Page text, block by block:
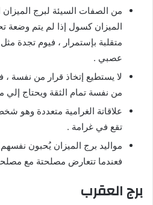
من الصفات السيئة لبرج
الميزان كسول إذا لم يتم
متقلبة بإستمرار ، فيوم تجدة
عصبي .
لا يستطيع إتخاذ قرار من نفسة
من نفسة تمام الثقة ويحتاج
علاقاتة الغرامية متعددة وهو
تقع في غرامة .
مواليد برج الميزان يُحبون نفسهم
فعندما تتعارض مصلحتة مع
برج العقرب